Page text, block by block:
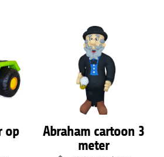
op
Abraham cartoon 3
meter